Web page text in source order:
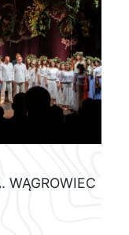
WĄGROWIEC